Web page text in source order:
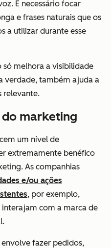
É necessário focar
e frases naturais que os
a utilizar durante esse
só melhora a visibilidade
verdade, também ajuda a
relevante.
do marketing
um nível de
extremamente benéfico
As companhias
e/ou ações
, por exemplo,
com a marca de
fazer pedidos,